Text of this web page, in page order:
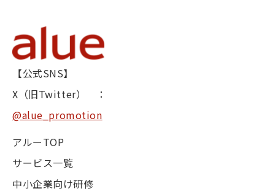
【公式SNS】
X（旧Twitter） ：
@alue_promotion
アルーTOP
サービス一覧
中小企業向け研修